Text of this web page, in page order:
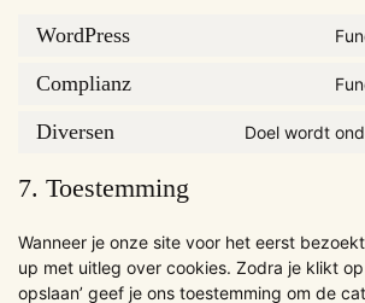
WordPress
Complianz
Diversen Doel wordt
7. Toestemming
Wanneer je onze site voor het eerst
up met uitleg over cookies. Zodra je klikt op
opslaan’ geef je ons toestemming om de